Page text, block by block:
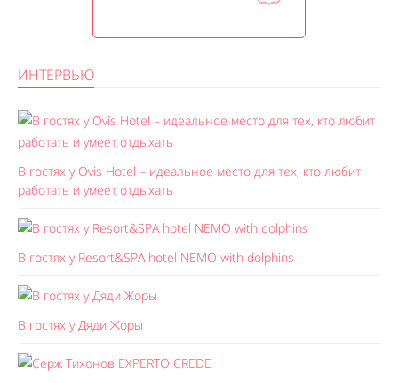
ИНТЕРВЬЮ
В гостях у Ovis Hotel – идеальное место для тех, кто любит
работать и умеет отдыхать
В гостях у Resort&SPA hotel NEMO with dolphins
В гостях у Дяди Жоры